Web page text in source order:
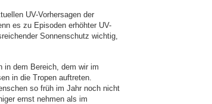
UV-Vorhersagen der
es zu Episoden erhöhter UV-
Sonnenschutz wichtig,
in dem Bereich, dem wir im
in die Tropen auftreten.
so früh im Jahr noch nicht
ernst nehmen als im